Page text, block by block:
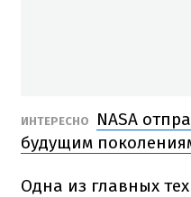
ИНТЕРЕСНО
NASA
будущим
Одна из главных